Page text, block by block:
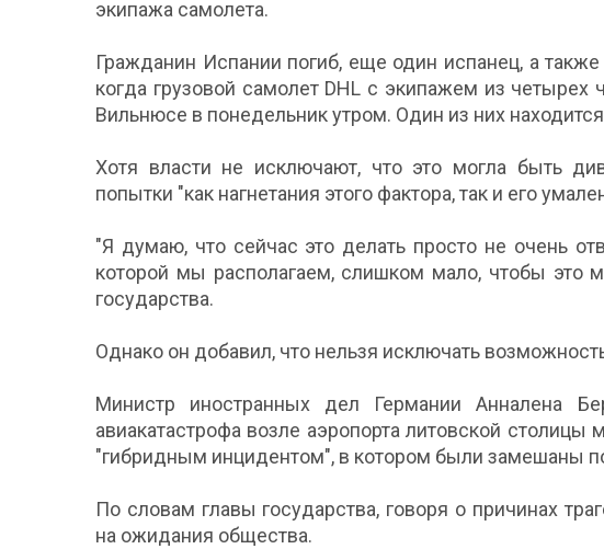
экипажа самолета.
Гражданин Испании погиб, еще один испанец, а
когда грузовой самолет DHL с экипажем из четырех
Вильнюсе в понедельник утром. Один из них
Хотя власти не исключают, что это могла быть
попытки "как нагнетания этого фактора, так и его
"Я думаю, что сейчас это делать просто не очень
которой мы располагаем, слишком мало, чтобы это
государства.
Однако он добавил, что нельзя исключать
Министр иностранных дел Германии Анналена
авиакатастрофа возле аэропорта литовской
"гибридным инцидентом", в котором были замешаны
По словам главы государства, говоря о причинах
на ожидания общества.